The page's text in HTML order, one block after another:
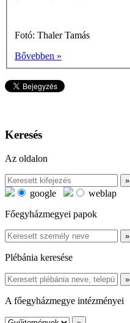
Fotó: Thaler Tamás
Bővebben »
Keresés
Az oldalon
google
weblap
Főegyházmegyei papok
Plébánia keresése
A főegyházmegye intézményei